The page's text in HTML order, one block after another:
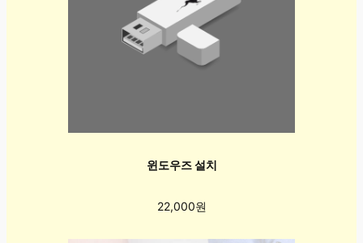
윈도우즈 설치
22,000원